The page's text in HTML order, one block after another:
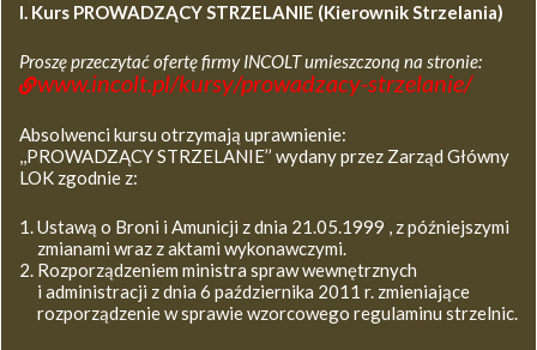
I. Kurs PROWADZĄCY STRZELANIE (Kierownik Strzelania)
Proszę przeczytać ofertę firmy INCOLT umieszczoną na stronie:
www.incolt.pl/kursy/prowadzacy-strzelanie/
Absolwenci kursu otrzymają uprawnienie:
,,PROWADZĄCY STRZELANIE’’ wydany przez Zarząd Główny
LOK zgodnie z:
Ustawą o Broni i Amunicji z dnia 21.05.1999 , z późniejszymi
zmianami wraz z aktami wykonawczymi.
Rozporządzeniem ministra spraw wewnętrznych
i administracji z dnia 6 października 2011 r. zmieniające
rozporządzenie w sprawie wzorcowego regulaminu strzelnic.